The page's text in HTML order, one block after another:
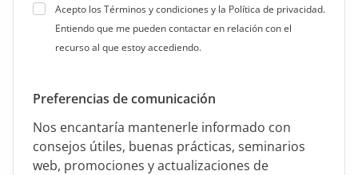
Acepto los Términos y condiciones y la Política de privacidad.
Entiendo que me pueden contactar en relación con el
recurso al que estoy accediendo.
Preferencias de comunicación
Nos encantaría mantenerle informado con
consejos útiles, buenas prácticas, seminarios
web, promociones y actualizaciones de